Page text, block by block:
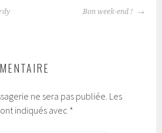
Bon week-end !
ne sera pas publiée. Les
indiqués avec *